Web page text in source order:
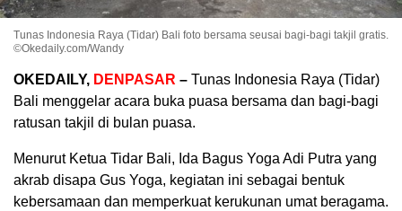
Tunas Indonesia Raya (Tidar) Bali foto bersama seusai bagi-bagi takjil gratis.
©Okedaily.com/Wandy
OKEDAILY, DENPASAR – Tunas Indonesia Raya (Tidar)
Bali menggelar acara buka puasa bersama dan bagi-bagi
ratusan takjil di bulan puasa.
Menurut Ketua Tidar Bali, Ida Bagus Yoga Adi Putra yang
akrab disapa Gus Yoga, kegiatan ini sebagai bentuk
kebersamaan dan memperkuat kerukunan umat beragama.